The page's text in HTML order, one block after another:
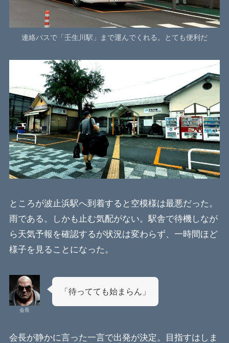
連絡バスで「壬生川駅」まで運んでくれる。とても便利だ
ところが波止浜駅へ到着すると空模様は最悪だった。
雨である。しかも止む気配がない。駅舎で待機しなが
ら天気予報を確認するが状況は変わらず、一時間ほど
様子を見ることになった。
会長
「待ってても始まらん」
会長が静かに言った一言で出発が決定。目指すはしま